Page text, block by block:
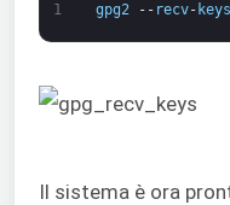
1 gpg2 -- recv- keys
Il sistema è ora